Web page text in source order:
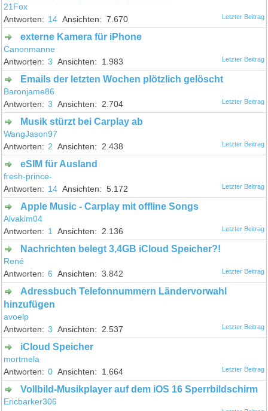
21Fox
14
7.670
externe Kamera für iPhone
Canonmanne
3
1.983
Emails der letzten Wochen plötzlich gelöscht
Baronjame86
3
2.704
Musik stürzt bei Carplay ab
WangJason97
2
2.438
eSIM für Ausland
fresh-prince-
14
5.172
Apple Music - Carplay mit offline Songs
Alvakim04
1
2.136
Nachrichten belegt 3,4GB iCloud Speicher?!
René
6
3.842
Adressbuch Telefonnummern Ländervorwahl
hinzufügen
avoelp
3
2.537
iCloud Speicher
mortmela
0
1.664
Vollbild-Musikplayer auf dem iOS 16 Sperrbildschirm
Ericbarker306